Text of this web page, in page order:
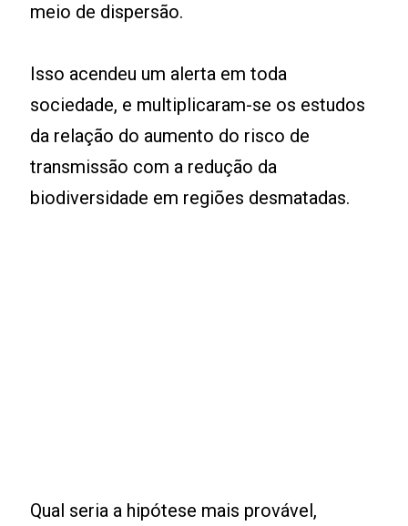
meio de dispersão.
Isso acendeu um alerta em toda
sociedade, e multiplicaram-se os estudos
da relação do aumento do risco de
transmissão com a redução da
biodiversidade em regiões desmatadas.
Qual seria a hipótese mais provável,